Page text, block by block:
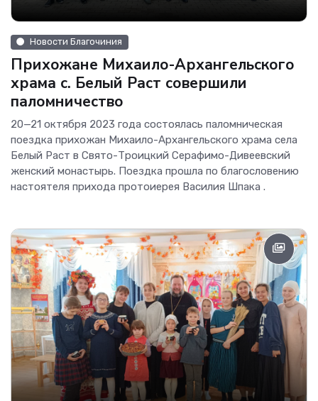
Новости Благочиния
Прихожане Михаило-Архангельского
храма с. Белый Раст совершили
паломничество
20—21 октября 2023 года состоялась паломническая
поездка прихожан Михаило-Архангельского храма села
Белый Раст в Свято-Троицкий Серафимо-Дивеевский
женский монастырь. Поездка прошла по благословению
настоятеля прихода протоиерея Василия Шпака .